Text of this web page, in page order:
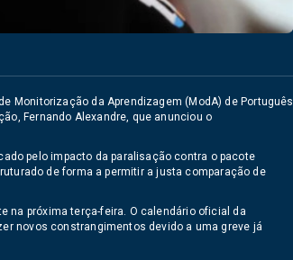
Monitorização da Aprendizagem (ModA) de Português
Fernando Alexandre, que anunciou o
pelo impacto da paralisação contra o pacote
de forma a permitir a justa comparação de
na próxima terça-feira. O calendário oficial da
novos constrangimentos devido a uma greve já